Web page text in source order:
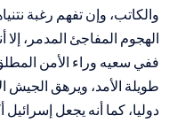
والكاتب، وإن تفهم رغبة
الهجوم المفاجئ المدمر، إلا
ففي سعيه وراء الأمن
طويلة الأمد، ويرهق الجيش
دوليا، كما أنه يجعل